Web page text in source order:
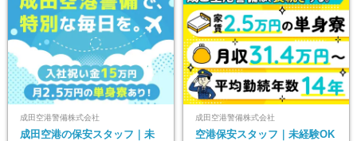
成田空港警備株式会社
成田空港の保安スタッフ｜未
成田空港警備株式会社
空港保安スタッフ｜未経験OK